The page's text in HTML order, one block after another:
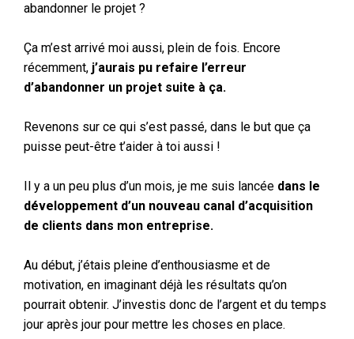
abandonner le projet ?
Ça m’est arrivé moi aussi, plein de fois. Encore
récemment, j’aurais pu refaire l’erreur
d’abandonner un projet suite à ça.
Revenons sur ce qui s’est passé, dans le but que ça
puisse peut-être t’aider à toi aussi !
Il y a un peu plus d’un mois, je me suis lancée dans le
développement d’un nouveau canal d’acquisition
de clients dans mon entreprise.
Au début, j’étais pleine d’enthousiasme et de
motivation, en imaginant déjà les résultats qu’on
pourrait obtenir. J’investis donc de l’argent et du temps
jour après jour pour mettre les choses en place.